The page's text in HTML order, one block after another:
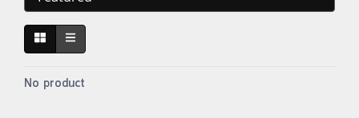
No product